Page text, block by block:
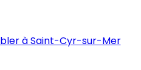
à Saint-Cyr-sur-Mer